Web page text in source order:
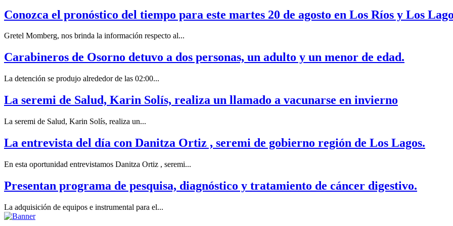
Conozca el pronóstico del tiempo para este martes 20 de agosto en Los Ríos y Los
Gretel Momberg, nos brinda la información respecto al...
Carabineros de Osorno detuvo a dos personas, un adulto y un menor de edad.
La detención se produjo alrededor de las 02:00...
La seremi de Salud, Karin Solís, realiza un llamado a vacunarse en invierno
La seremi de Salud, Karin Solís, realiza un...
La entrevista del día con Danitza Ortiz , seremi de gobierno región de Los Lagos.
En esta oportunidad entrevistamos Danitza Ortiz , seremi...
Presentan programa de pesquisa, diagnóstico y tratamiento de cáncer digestivo.
La adquisición de equipos e instrumental para el...